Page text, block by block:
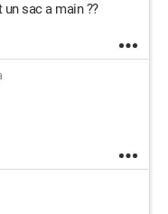
un sac a main ??